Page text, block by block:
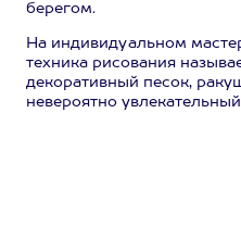
берегом.
На индивидуальном
техника рисования
декоративный песок,
невероятно